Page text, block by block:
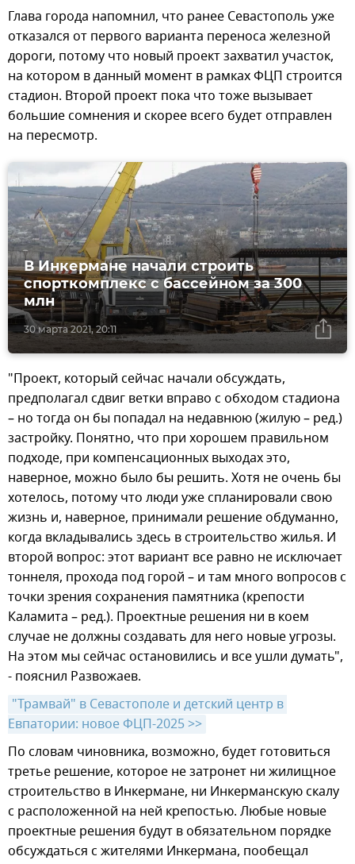
Глава города напомнил, что ранее Севастополь уже
отказался от первого варианта переноса железной
дороги, потому что новый проект захватил участок,
на котором в данный момент в рамках ФЦП строится
стадион. Второй проект пока что тоже вызывает
большие сомнения и скорее всего будет отправлен
на пересмотр.
30 марта 2021, 20:11
В Инкермане начали строить
спорткомплекс с бассейном за 300
млн
"Проект, который сейчас начали обсуждать,
предполагал сдвиг ветки вправо с обходом стадиона
– но тогда он бы попадал на недавнюю (жилую – ред.)
застройку. Понятно, что при хорошем правильном
подходе, при компенсационных выходах это,
наверное, можно было бы решить. Хотя не очень бы
хотелось, потому что люди уже спланировали свою
жизнь и, наверное, принимали решение обдуманно,
когда вкладывались здесь в строительство жилья. И
второй вопрос: этот вариант все равно не исключает
тоннеля, прохода под горой – и там много вопросов с
точки зрения сохранения памятника (крепости
Каламита – ред.). Проектные решения ни в коем
случае не должны создавать для него новые угрозы.
На этом мы сейчас остановились и все ушли думать",
- пояснил Развожаев.
"Трамвай" в Севастополе и детский центр в
Евпатории: новое ФЦП-2025 >>
По словам чиновника, возможно, будет готовиться
третье решение, которое не затронет ни жилищное
строительство в Инкермане, ни Инкерманскую скалу
с расположенной на ней крепостью. Любые новые
проектные решения будут в обязательном порядке
обсуждаться с жителями Инкермана, пообещал